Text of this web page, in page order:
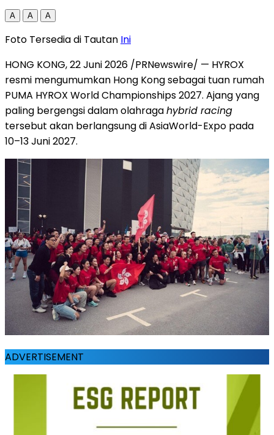
A A A
Foto Tersedia di Tautan Ini
HONG KONG, 22 Juni 2026 /PRNewswire/ — HYROX
resmi mengumumkan Hong Kong sebagai tuan rumah
PUMA HYROX World Championships 2027. Ajang yang
paling bergengsi dalam olahragahybrid racing
tersebut akan berlangsung di AsiaWorld-Expo pada
10–13 Juni 2027.
ADVERTISEMENT